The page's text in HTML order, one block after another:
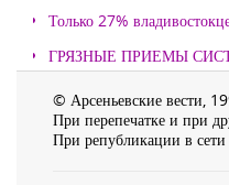
Только 27%
ГРЯЗНЫЕ ПРИЕМЫ
© Арсеньевские вести,
При перепечатке и при
При републикации в сети